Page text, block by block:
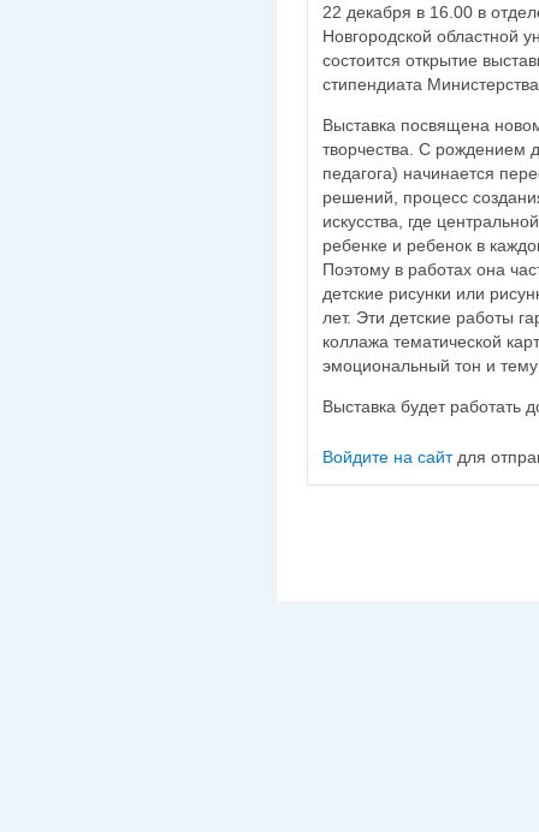
22 декабря в 16.00 в
Новгородской областной
состоится открытие
стипендиата
Выставка посвящена
творчества. С рождением
педагога) начинается
решений, процесс
искусства, где
ребенке и ребенок в
Поэтому в работах она
детские рисунки или
лет. Эти детские работы
коллажа тематической
эмоциональный тон и
Выставка будет работать
Войдите на сайтдля